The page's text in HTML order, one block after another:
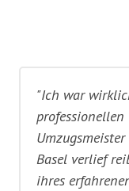
"Ich war
Basel verlief
ihres